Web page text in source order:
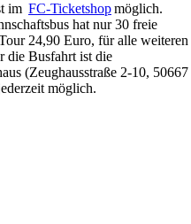
im FC-Ticketshopmöglich.
hat nur 30 freie
24,90 Euro, für alle weiteren
die Busfahrt ist die
(Zeughausstraße 2-10, 50667
möglich.